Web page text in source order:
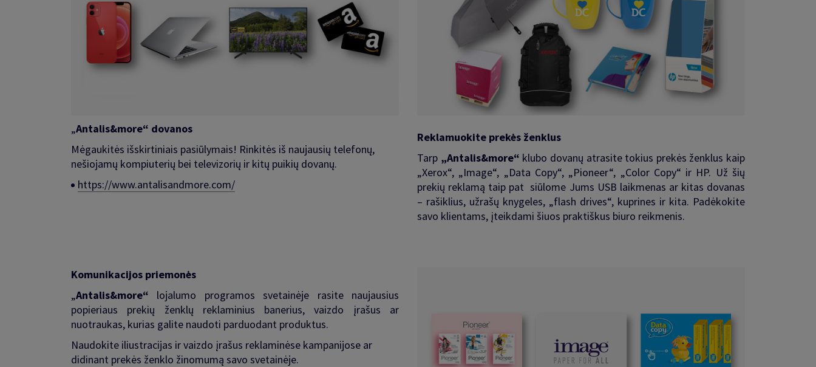
„Antalis&more“ dovanos
Mėgaukitės išskirtiniais pasiūlymais! Rinkitės iš naujausių telefonų,
nešiojamų kompiuterių bei televizorių ir kitų puikių dovanų.
https://www.antalisandmore.com/
Reklamuokite prekės ženklus
Tarp „Antalis&more“ klubo dovanų atrasite tokius prekės ženklus kaip
„Xerox“, „Image“, „Data Copy“, „Pioneer“, „Color Copy“ ir HP. Už šių
prekių reklamą taip pat siūlome Jums USB laikmenas ar kitas dovanas
– rašiklius, užrašų knygeles, „flash drives“, kuprines ir kita. Padėkokite
savo klientams, įteikdami šiuos praktiškus biuro reikmenis.
Komunikacijos priemonės
„Antalis&more“ lojalumo programos svetainėje rasite naujausius
popieriaus prekių ženklų reklaminius banerius, vaizdo įrašus ar
nuotraukas, kurias galite naudoti parduodant produktus.
Naudokite iliustracijas ir vaizdo įrašus reklaminėse kampanijose ar
didinant prekės ženklo žinomumą savo svetainėje.